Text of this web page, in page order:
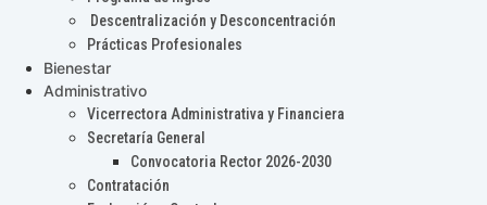
Descentralización y Desconcentración
Prácticas Profesionales
Bienestar
Administrativo
Vicerrectora Administrativa y Financiera
Secretaría General
Convocatoria Rector 2026-2030
Contratación